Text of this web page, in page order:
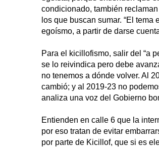
condicionado, también
los que buscan sumar. “El
egoísmo, a partir de darse
Para el kicillofismo, salir del “a
se lo reivindica pero debe
no tenemos a dónde volver. Al
cambió; y al 2019-23 no
analiza una voz del Gobierno
Entienden en calle 6 que la
por eso tratan de evitar
por parte de Kicillof, que si es